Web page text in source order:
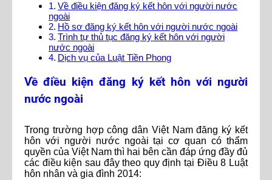
Về điều kiện đăng ký kết hôn với người nước
ngoài
Hồ sơ đăng ký kết hôn với người nước ngoài
Trình tự thủ tục đăng ký kết hôn với người
nước ngoài
Dịch vụ của Luật Tiền Phong
Về điều kiện đăng ký kết hôn với người
nước ngoài
Trong trường hợp công dân Việt Nam đăng ký kết
hôn với người nước ngoài tại cơ quan có thẩm
quyền của Việt Nam thì hai bên cần đáp ứng đầy đủ
các điều kiện sau đây theo quy định tại Điều 8 Luật
hôn nhân và gia đình 2014: